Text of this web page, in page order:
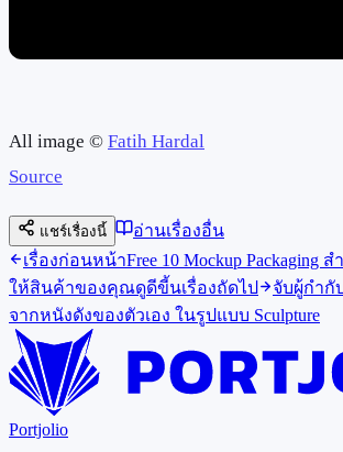
All image © Fatih Hardal
Source
แชร์เรื่องนี้
อ่านเรื่องอื่น
เรื่องก่อนหน้าFree 10 Mockup Packaging
ให้สินค้าของคุณดูดีขี้นเรื่องถัดไป
จับผู้กำกั
จากหนังดังของตัวเอง ในรูปแบบ Sculpture
Portjolio